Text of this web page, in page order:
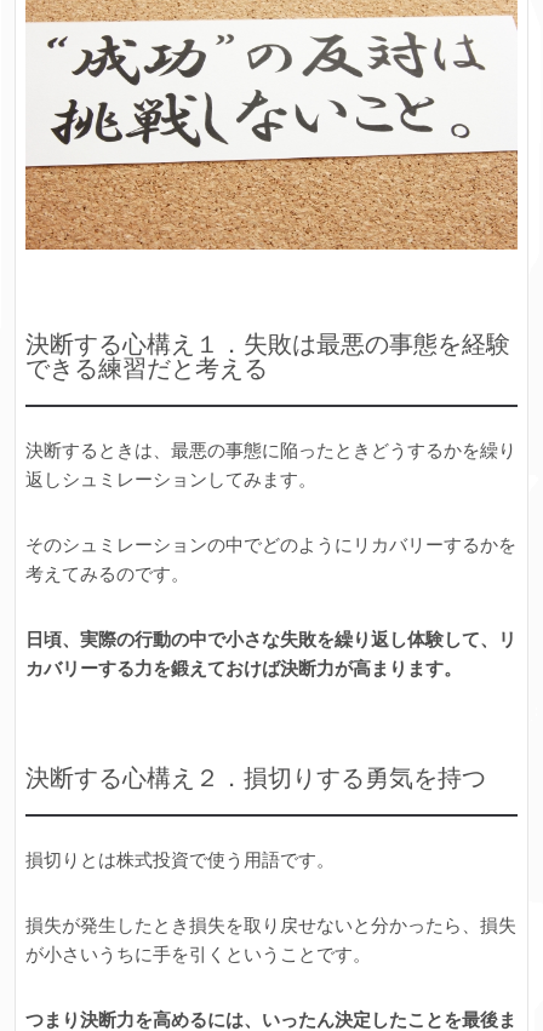
決断する心構え１．失敗は最悪の事態を経験
できる練習だと考える
決断するときは、最悪の事態に陥ったときどうするかを繰り
返しシュミレーションしてみます。
そのシュミレーションの中でどのようにリカバリーするかを
考えてみるのです。
日頃、実際の行動の中で小さな失敗を繰り返し体験して、リ
カバリーする力を鍛えておけば決断力が高まります。
決断する心構え２．損切りする勇気を持つ
損切りとは株式投資で使う用語です。
損失が発生したとき損失を取り戻せないと分かったら、損失
が小さいうちに手を引くということです。
つまり決断力を高めるには、いったん決定したことを最後ま